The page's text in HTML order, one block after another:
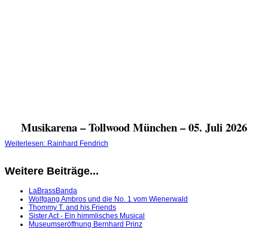
Musikarena – Tollwood München – 05. Juli 2026
Weiterlesen: Rainhard Fendrich
Weitere Beiträge...
LaBrassBanda
Wolfgang Ambros und die No. 1 vom Wienerwald
Thommy T. and his Friends
Sister Act - Ein himmlisches Musical
Museumseröffnung Bernhard Prinz